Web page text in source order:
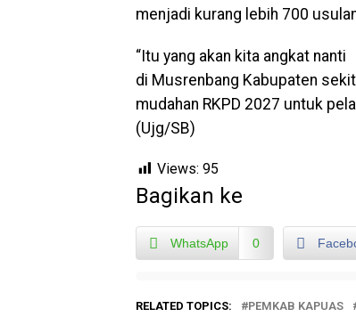
menjadi kurang lebih 700
“Itu yang akan kita angkat nanti
di Musrenbang Kabupaten
mudahan RKPD 2027 untuk
(Ujg/SB)
Views: 95
Bagikan ke
WhatsApp 0
RELATED TOPICS: PEMKAB KAPUAS